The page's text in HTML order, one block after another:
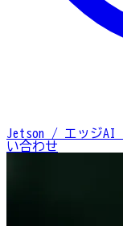
Jetson / エッジAI
い合わせ